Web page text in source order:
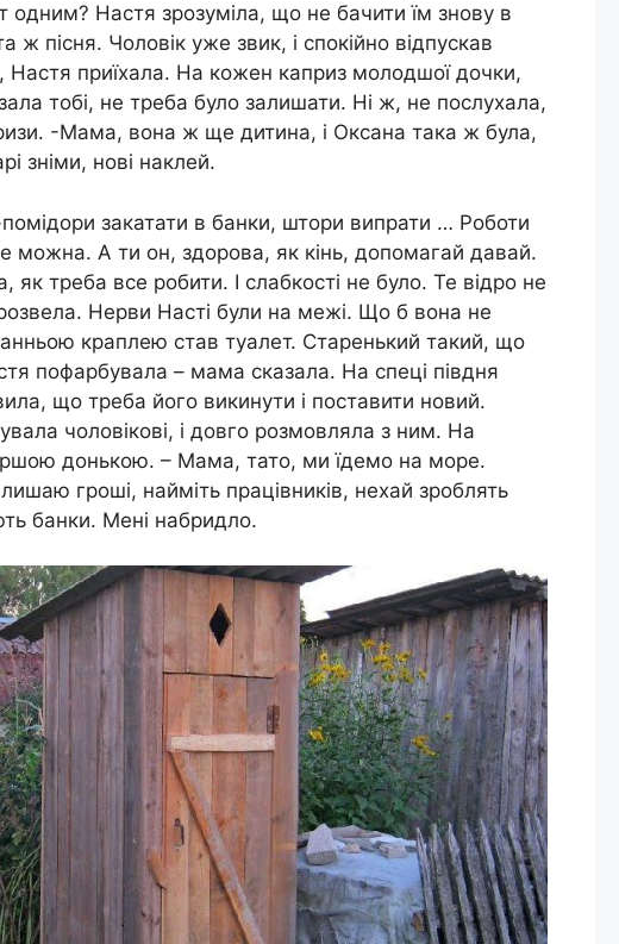
Настя зрозуміла, що не бачити їм знову в
пісня. Чоловік уже звик, і спокійно відпускав
приїхала. На кожен каприз молодшої дочки,
тобі, не треба було залишати. Ні ж, не послухала,
-Мама, вона ж ще дитина, і Оксана така ж була,
зніми, нові наклей.
закатати в банки, штори випрати … Роботи
можна. А ти он, здорова, як кінь, допомагай давай.
як треба все робити. І слабкості не було. Те відро не
Нерви Насті були на межі. Що б вона не
краплею став туалет. Старенький такий, що
пофарбувала – мама сказала. На спеці півдня
що треба його викинути і поставити новий.
чоловікові, і довго розмовляла з ним. На
донькою. – Мама, тато, ми їдемо на море.
гроші, найміть працівників, нехай зроблять
банки. Мені набридло.